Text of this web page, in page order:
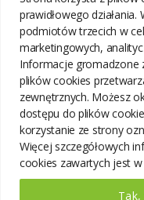
prawidłowego
podmiotów trzecich w
marketingowych,
Informacje gromadzone
plików cookies
zewnętrznych. Możesz
dostępu do plików
korzystanie ze strony
Więcej szczegółowych
cookies zawartych jest